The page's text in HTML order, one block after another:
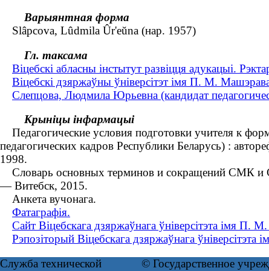
Варыянтная форма
Slâpcova, Lûdmіla Ûr'eŭna (нар. 1957)
Гл. таксама
Віцебскі абласны інстытут развіцця адукацыі.
Віцебскі дзяржаўны ўніверсітэт імя П. М.
Слепцова, Людмила Юрьевна (кандидат
Крыніцы інфармацыі
Педагогические условия подготовки учителя к
педагогических кадров Республики Беларусь) :
1998.
Словарь основных терминов и сокращений СМК и
— Витебск, 2015.
Анкета вучонага.
Фатаграфія.
Сайт Віцебскага дзяржаўнага ўніверсітэта імя П.
Рэпозіторый Віцебскага дзяржаўнага
Служба технической
© Государственное